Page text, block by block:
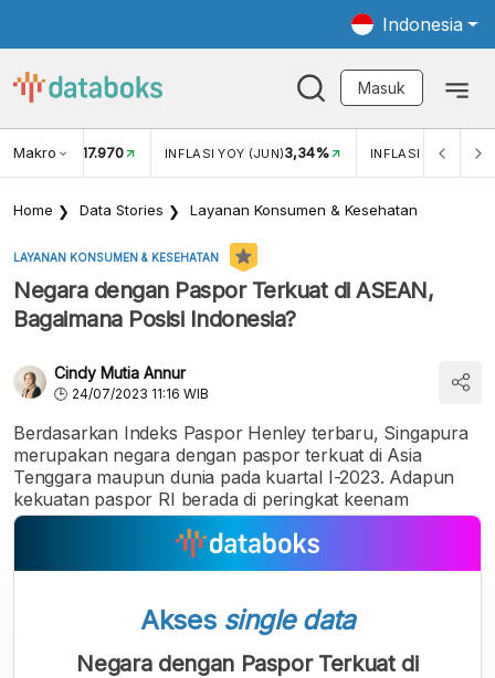
Indonesia
Masuk
Makro
USD/IDR 17.970 INFLASI YOY (JUN)3,34% INFLASI MOM
Home Data Stories Layanan Konsumen & Kesehatan
LAYANAN KONSUMEN & KESEHATAN
Negara dengan Paspor Terkuat di ASEAN,
Bagaimana Posisi Indonesia?
Cindy Mutia Annur
24/07/2023 11:16 WIB
Berdasarkan Indeks Paspor Henley terbaru, Singapura
merupakan negara dengan paspor terkuat di Asia
Tenggara maupun dunia pada kuartal I-2023. Adapun
kekuatan paspor RI berada di peringkat keenam
Akses single data
Negara dengan Paspor Terkuat di